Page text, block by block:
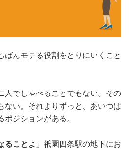
んモテる役割をとりにいくこと
でしゃべることでもない。その
ない。それよりずっと、あいつは
ジションがある。
ることよ 」祇園四条駅の地下にお